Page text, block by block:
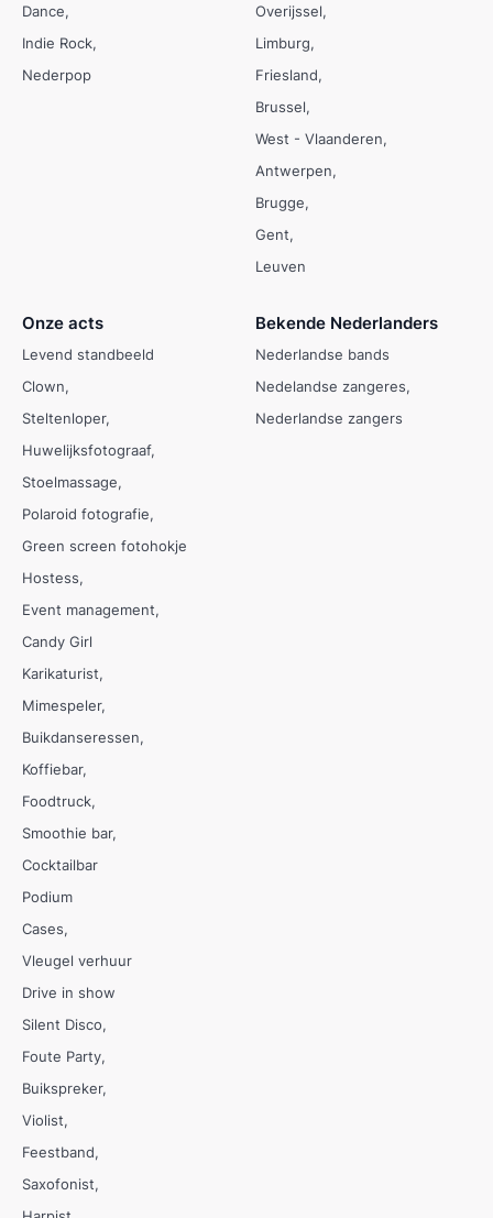
Dance
Indie Rock
Nederpop
Overijssel
Limburg
Friesland
Brussel
West - Vlaanderen
Antwerpen
Brugge
Gent
Leuven
Onze acts
Levend standbeeld
Clown
Steltenloper
Huwelijksfotograaf
Stoelmassage
Polaroid fotografie
Green screen fotohokje
Hostess
Event management
Candy Girl
Karikaturist
Mimespeler
Buikdanseressen
Koffiebar
Foodtruck
Smoothie bar
Cocktailbar
Podium
Cases
Vleugel verhuur
Drive in show
Silent Disco
Foute Party
Buikspreker
Violist
Feestband
Saxofonist
Bekende Nederlanders
Nederlandse bands
Nedelandse zangeres
Nederlandse zangers